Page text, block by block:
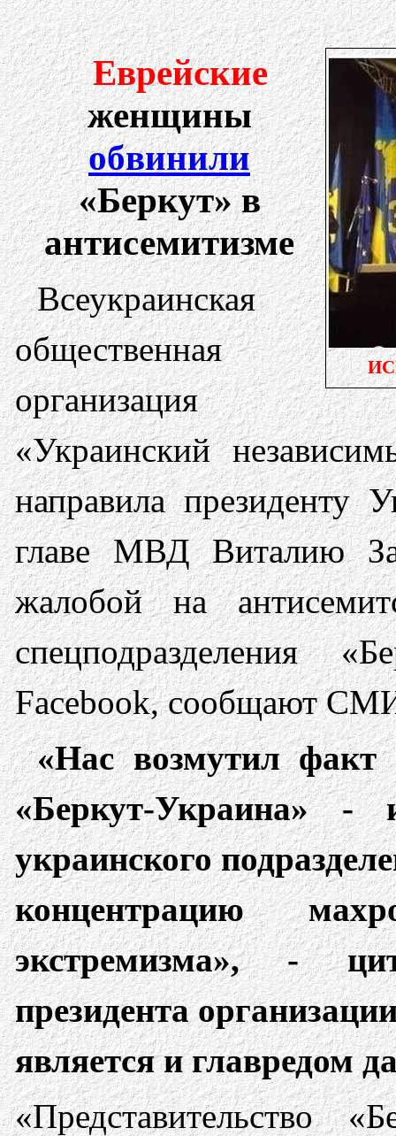
Еврейские
женщины
обвинили
«Беркут» в
антисемитизме
Всеукраинская
общественная
организация
«Украинский
направила президенту
главе МВД Виталию
жалобой на
спецподразделения
Facebook, сообщают
«Нас возмутил факт
«Беркут-Украина» -
украинского
концентрацию
экстремизма», -
президента
является и главредом
«Представительство